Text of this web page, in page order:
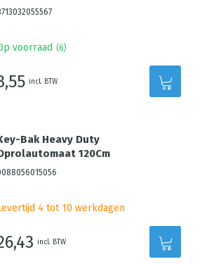
voorraad (6)
incl. BTW
Bak Heavy Duty
120Cm
4 tot 10 werkdagen
incl. BTW